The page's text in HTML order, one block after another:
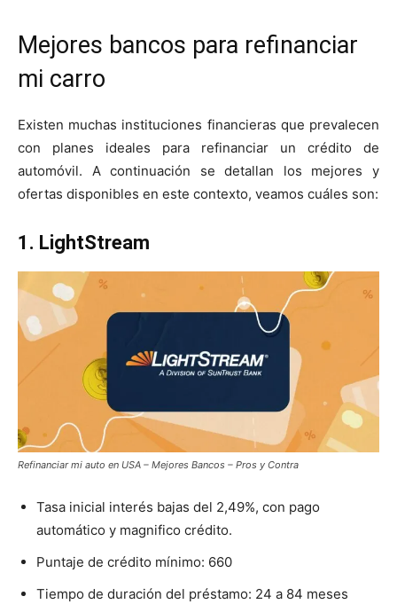
Mejores bancos para refinanciar
mi carro
Existen muchas instituciones financieras que prevalecen
con planes ideales para refinanciar un crédito de
automóvil. A continuación se detallan los mejores y
ofertas disponibles en este contexto, veamos cuáles son:
1. LightStream
Refinanciar mi auto en USA – Mejores Bancos – Pros y Contra
Tasa inicial interés bajas del 2,49%, con pago
automático y magnifico crédito.
Puntaje de crédito mínimo: 660
Tiempo de duración del préstamo: 24 a 84 meses